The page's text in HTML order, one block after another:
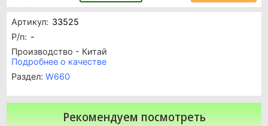
Артикул: 33525
P/n: -
Производство - Китай
Подробнее о качестве
Раздел: W660
Рекомендуем посмотреть